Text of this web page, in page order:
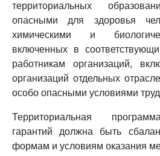
территориальных
опасными для здоровья
химическими и
включенных в
работникам организаций,
организаций отдельных
особо опасными условиями
Территориальная
гарантий должна быть
формам и условиям оказания